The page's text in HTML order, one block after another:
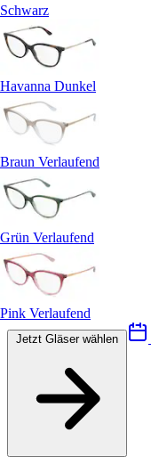
Schwarz
Havanna Dunkel
Braun Verlaufend
Grün Verlaufend
Pink Verlaufend